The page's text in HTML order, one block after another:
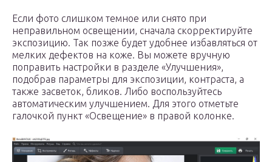
Если фото слишком темное или снято при
неправильном освещении, сначала скорректируйте
экспозицию. Так позже будет удобнее избавляться от
мелких дефектов на коже. Вы можете вручную
поправить настройки в разделе «Улучшения»,
подобрав параметры для экспозиции, контраста, а
также засветок, бликов. Либо воспользуйтесь
автоматическим улучшением. Для этого отметьте
галочкой пункт «Освещение» в правой колонке.